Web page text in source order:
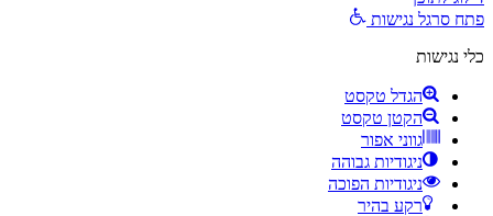
פתח סרגל נגישות
כלי נגישות
הגדל טקסט
הקטן טקסט
גווני אפור
ניגודיות גבוהה
ניגודיות הפוכה
רקע בהיר